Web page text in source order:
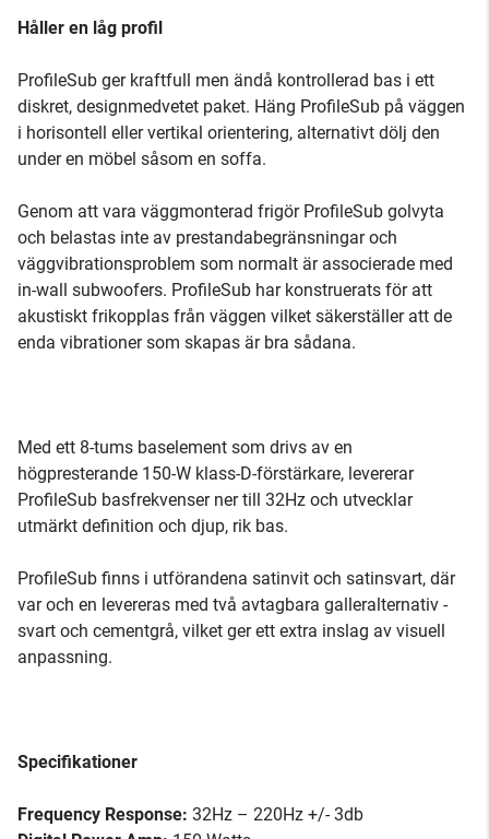
Håller en låg profil
ProfileSub ger kraftfull men ändå kontrollerad bas i ett
diskret, designmedvetet paket. Häng ProfileSub på väggen
i horisontell eller vertikal orientering, alternativt dölj den
under en möbel såsom en soffa.
Genom att vara väggmonterad frigör ProfileSub golvyta
och belastas inte av prestandabegränsningar och
väggvibrationsproblem som normalt är associerade med
in-wall subwoofers. ProfileSub har konstruerats för att
akustiskt frikopplas från väggen vilket säkerställer att de
enda vibrationer som skapas är bra sådana.
Med ett 8-tums baselement som drivs av en
högpresterande 150-W klass-D-förstärkare, levererar
ProfileSub basfrekvenser ner till 32Hz och utvecklar
utmärkt definition och djup, rik bas.
ProfileSub finns i utförandena satinvit och satinsvart, där
var och en levereras med två avtagbara galleralternativ -
svart och cementgrå, vilket ger ett extra inslag av visuell
anpassning.
Specifikationer
Frequency Response: 32Hz – 220Hz +/- 3db